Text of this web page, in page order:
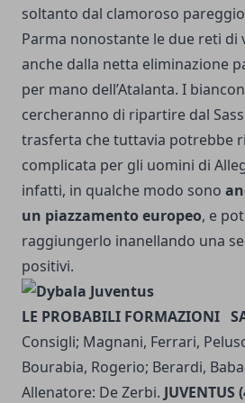
soltanto dal clamoroso
Parma nonostante le due reti di
anche dalla netta eliminazione
per mano dell’Atalanta. I
cercheranno di ripartire dal
trasferta che tuttavia potrebbe
complicata per gli uomini di
infatti, in qualche modo sono
un piazzamento europeo, e
raggiungerlo inanellando una
positivi.
LE PROBABILI FORMAZIONI
Consigli; Magnani, Ferrari,
Bourabia, Rogerio; Berardi,
Allenatore: De Zerbi. JUVENTUS